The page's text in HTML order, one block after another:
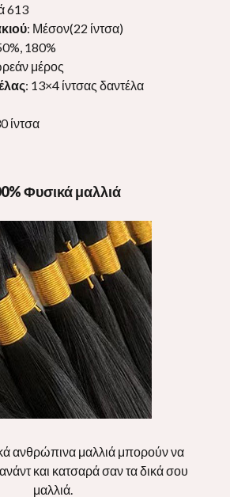
613
: Μέσον(22 ίντσα)
180%
μέρος
: 13×4 ίντσας δαντέλα
ίντσα
Φυσικά μαλλιά
ανθρώπινα μαλλιά μπορούν να
και κατσαρά σαν τα δικά σου
μαλλιά.